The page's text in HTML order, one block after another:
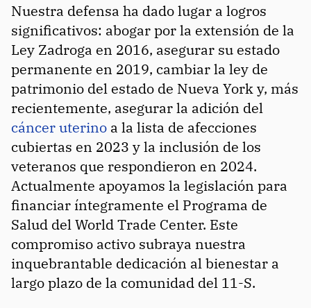
Nuestra defensa ha dado lugar a logros
significativos: abogar por la extensión de la
Ley Zadroga en 2016, asegurar su estado
permanente en 2019, cambiar la ley de
patrimonio del estado de Nueva York y, más
recientemente, asegurar la adición del
cáncer uterino a la lista de afecciones
cubiertas en 2023 y la inclusión de los
veteranos que respondieron en 2024.
Actualmente apoyamos la legislación para
financiar íntegramente el Programa de
Salud del World Trade Center. Este
compromiso activo subraya nuestra
inquebrantable dedicación al bienestar a
largo plazo de la comunidad del 11-S.